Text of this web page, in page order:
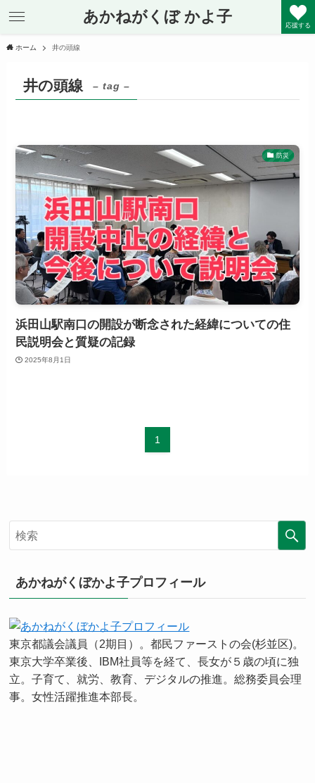
あかねがくぼ かよ子 応援する
ホーム 井の頭線
井の頭線 – tag –
防災
浜田山駅南口の開設が断念された経緯についての住
民説明会と質疑の記録
2025年8月1日
1
あかねがくぼかよ子プロフィール
東京都議会議員（2期目）。都民ファーストの会(杉並区)。
東京大学卒業後、IBM社員等を経て、長女が５歳の頃に独
立。子育て、就労、教育、デジタルの推進。総務委員会理
事。女性活躍推進本部長。